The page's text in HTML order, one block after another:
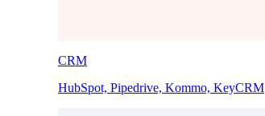
CRM
HubSpot, Pipedrive, Kommo, KeyCRM